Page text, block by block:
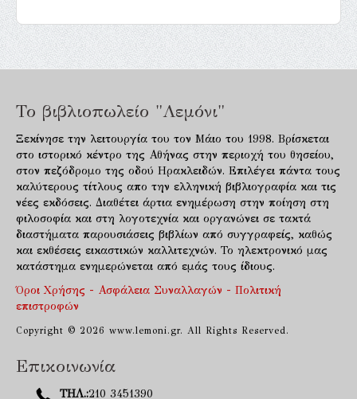
Το βιβλιοπωλείο "Λεμόνι"
Ξεκίνησε την λειτουργία του τον Μάιο του 1998. Βρίσκεται
στο ιστορικό κέντρο της Αθήνας στην περιοχή του θησείου,
στον πεζόδρομο της οδού Ηρακλειδών. Επιλέγει πάντα τους
καλύτερους τίτλους απο την ελληνική βιβλιογραφία και τις
νέες εκδόσεις. Διαθέτει άρτια ενημέρωση στην ποίηση στη
φιλοσοφία και στη λογοτεχνία και οργανώνει σε τακτά
διαστήματα παρουσιάσεις βιβλίων από συγγραφείς, καθώς
και εκθέσεις εικαστικών καλλιτεχνών. Το ηλεκτρονικό μας
κατάστημα ενημερώνεται από εμάς τους ίδιους.
Όροι Χρήσης - Ασφάλεια Συναλλαγών - Πολιτική
επιστροφών
Copyright © 2026 www.lemoni.gr. All Rights Reserved.
Επικοινωνία
ΤΗΛ.:210 3451390